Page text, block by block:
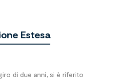
Estesa
di due anni, si è riferito